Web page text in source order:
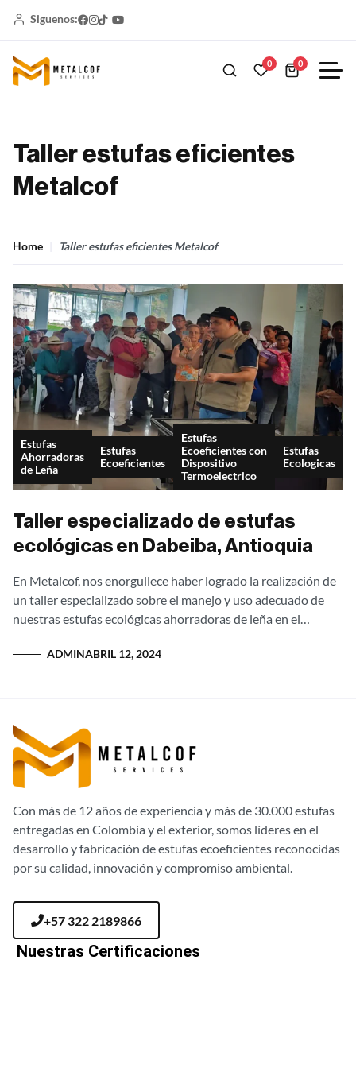
Siguenos:
0 0
Taller estufas eficientes
Metalcof
Home Taller estufas eficientes Metalcof
Estufas
Ahorradoras
de Leña
Estufas
Ecoeficientes
Estufas
Ecoeficientes con
Dispositivo
Termoelectrico
Estufas
Ecologicas
Taller especializado de estufas
ecológicas en Dabeiba, Antioquia
En Metalcof, nos enorgullece haber logrado la realización de
un taller especializado sobre el manejo y uso adecuado de
nuestras estufas ecológicas ahorradoras de leña en el
ADMINABRIL 12, 2024
Con más de 12 años de experiencia y más de 30.000 estufas
entregadas en Colombia y el exterior, somos líderes en el
desarrollo y fabricación de estufas ecoeficientes reconocidas
por su calidad, innovación y compromiso ambiental.
+57 322 2189866
Nuestras Certificaciones